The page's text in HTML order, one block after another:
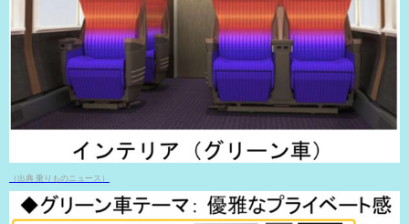
（出典 乗りものニュース）